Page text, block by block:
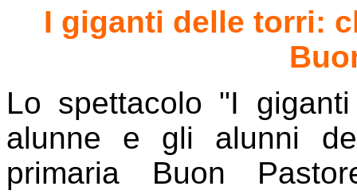
I giganti delle torri:
Lo spettacolo "I
alunne e gli alunni
primaria Buon